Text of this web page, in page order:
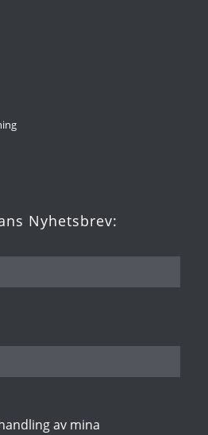
Nyhetsbrev:
av mina